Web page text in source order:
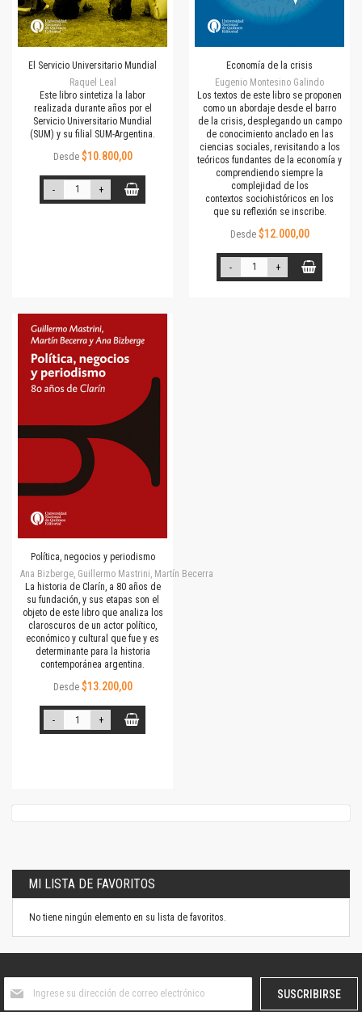
El Servicio Universitario Mundial
Raquel Leal
Este libro sintetiza la labor
realizada durante años por el
Servicio Universitario Mundial
(SUM) y su filial SUM-Argentina.
Desde $10.800,00
- +
Economía de la crisis
Eugenio Montesino Galindo
Los textos de este libro se proponen
como un abordaje desde el barro
de la crisis, desplegando un campo
de conocimiento anclado en las
ciencias sociales, revisitando a los
teóricos fundantes de la economía y
comprendiendo siempre la
complejidad de los
contextos sociohistóricos en los
que su reflexión se inscribe.
Desde $12.000,00
- +
Política, negocios y periodismo
Ana Bizberge, Guillermo Mastrini, Martín Becerra
La historia de Clarín, a 80 años de
su fundación, y sus etapas son el
objeto de este libro que analiza los
claroscuros de un actor político,
económico y cultural que fue y es
determinante para la historia
contemporánea argentina.
Desde $13.200,00
- +
MI LISTA DE FAVORITOS
No tiene ningún elemento en su lista de favoritos.
boletín
SUSCRIBIRSE